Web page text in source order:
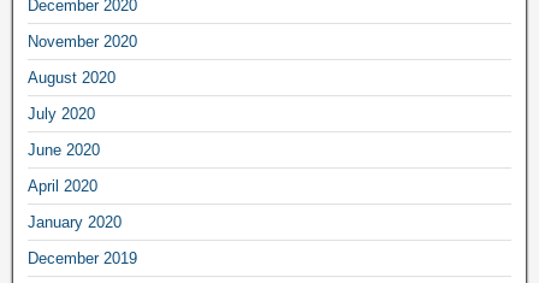
December 2020
November 2020
August 2020
July 2020
June 2020
April 2020
January 2020
December 2019